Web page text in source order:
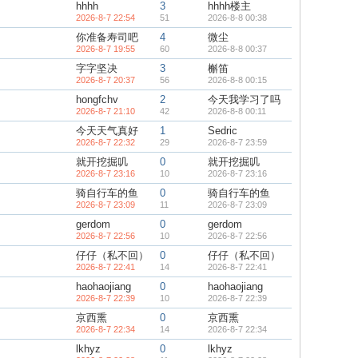
hhhh
2026-8-7 22:54
3
51
hhhh楼主
2026-8-8 00:38
你准备寿司吧
2026-8-7 19:55
4
60
微尘
2026-8-8 00:37
字字坚决
2026-8-7 20:37
3
56
槲笛
2026-8-8 00:15
hongfchv
2026-8-7 21:10
2
42
今天我学习了吗
2026-8-8 00:11
今天天气真好
2026-8-7 22:32
1
29
Sedric
2026-8-7 23:59
就开挖掘叽
2026-8-7 23:16
0
10
就开挖掘叽
2026-8-7 23:16
骑自行车的鱼
2026-8-7 23:09
0
11
骑自行车的鱼
2026-8-7 23:09
gerdom
2026-8-7 22:56
0
10
gerdom
2026-8-7 22:56
仔仔（私不回）
2026-8-7 22:41
0
14
仔仔（私不回）
2026-8-7 22:41
haohaojiang
2026-8-7 22:39
0
10
haohaojiang
2026-8-7 22:39
京西熏
2026-8-7 22:34
0
14
京西熏
2026-8-7 22:34
lkhyz 0 lkhyz